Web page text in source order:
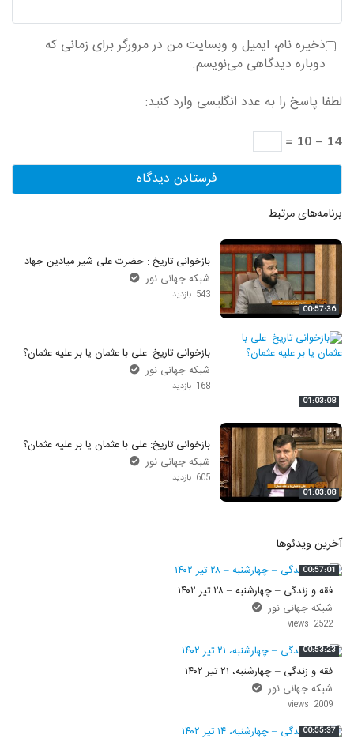
ذخیره نام، ایمیل و وبسایت من در مرورگر برای زمانی که
دوباره دیدگاهی می‌نویسم.
لطفا پاسخ را به عدد انگلیسی وارد کنید:
14 − 10 =
برنامه‌های مرتبط
00:57:36
بازخوانی تاریخ : حضرت علی شیر میادین جهاد
شبکه جهانی نور
543 بازدید
01:03:08
بازخوانی تاریخ: علی با عثمان یا بر علیه عثمان؟
شبکه جهانی نور
168 بازدید
01:03:08
بازخوانی تاریخ: علی با عثمان یا بر علیه عثمان؟
شبکه جهانی نور
605 بازدید
آخرین ویدئوها
00:57:01
فقه و زندگی – چهارشنبه – ۲۸ تیر ۱۴۰۲
شبکه جهانی نور
2522 views
00:53:23
فقه و زندگی – چهارشنبه، ۲۱ تیر ۱۴۰۲
شبکه جهانی نور
2009 views
00:55:37